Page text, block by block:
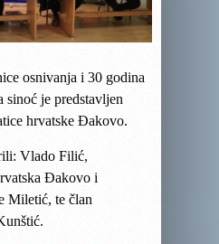
osnivanja i 30 godina
sinoć je predstavljen
hrvatske Đakovo.
Vlado Filić,
Đakovo i
Miletić, te član